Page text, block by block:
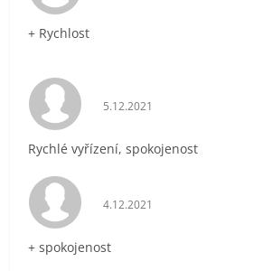
+ Rychlost
Hodnocení obchodu je 5 z
5.12.2021
Rychlé vyřízení, spokojenost
Hodnocení obchodu je 5 z
4.12.2021
+ spokojenost